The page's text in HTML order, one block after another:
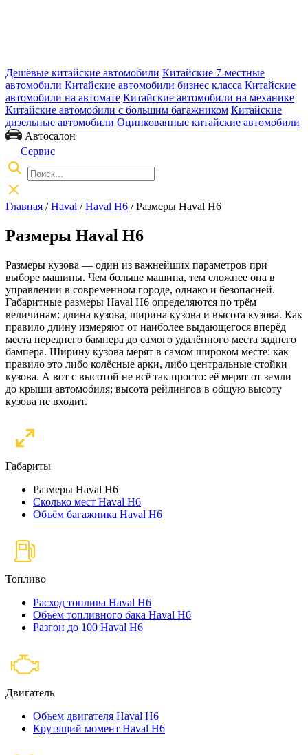
Дешёвые китайские автомобили Китайские 7-местные
автомобили Китайские автомобили бизнес класса Китайские
автомобили на автомате Китайские автомобили на механике
Китайские автомобили с большим багажником Китайские
дизельные автомобили Оцинкованные китайские автомобили
Автосалон
Сервис
Главная /Haval /Haval H6 / Размеры Haval H6
Размеры Haval H6
Размеры кузова — один из важнейших параметров при
выборе машины. Чем больше машина, тем сложнее она в
управлении в современном городе, однако и безопасней.
Габаритные размеры Haval H6 определяются по трём
величинам: длина кузова, ширина кузова и высота кузова. Как
правило длину измеряют от наиболее выдающегося вперёд
места переднего бампера до самого удалённого места заднего
бампера. Ширину кузова мерят в самом широком месте: как
правило это либо колёсные арки, либо центральные стойки
кузова. А вот с высотой не всё так просто: её мерят от земли
до крыши автомобиля; высота рейлингов в общую высоту
кузова не входит.
Габариты
Размеры Haval H6
Сколько мест Haval H6
Объём багажника Haval H6
Топливо
Расход топлива Haval H6
Объём топливного бака Haval H6
Разгон до 100 Haval H6
Двигатель
Объем двигателя Haval H6
Крутящий момент Haval H6